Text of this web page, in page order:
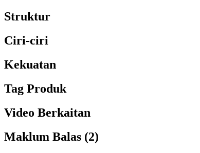
Struktur
Ciri-ciri
Kekuatan
Tag Produk
Video Berkaitan
Maklum Balas (2)